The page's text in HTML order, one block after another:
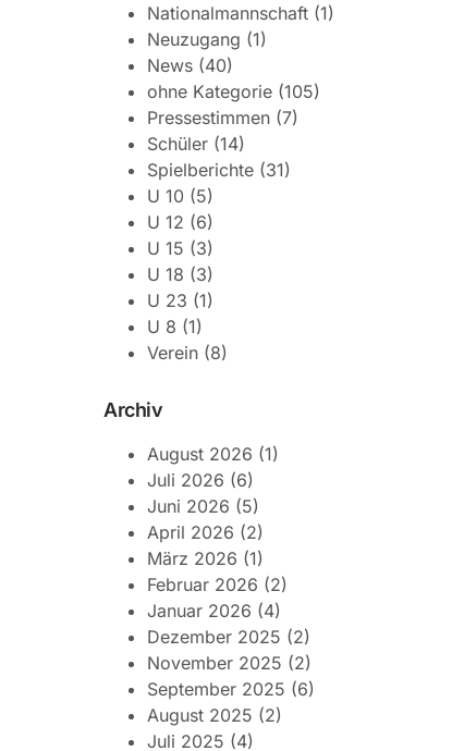
Nationalmannschaft (1)
Neuzugang (1)
News (40)
ohne Kategorie (105)
Pressestimmen (7)
Schüler (14)
Spielberichte (31)
U 10 (5)
U 12 (6)
U 15 (3)
U 18 (3)
U 23 (1)
U 8 (1)
Verein (8)
Archiv
August 2026 (1)
Juli 2026 (6)
Juni 2026 (5)
April 2026 (2)
März 2026 (1)
Februar 2026 (2)
Januar 2026 (4)
Dezember 2025 (2)
November 2025 (2)
September 2025 (6)
August 2025 (2)
Juli 2025 (4)